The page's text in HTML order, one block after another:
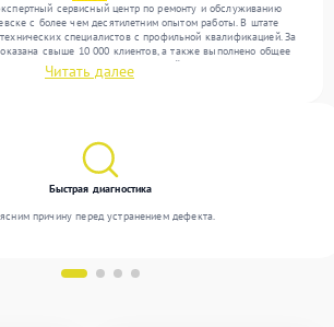
сервисный центр по ремонту и обслуживанию
с более чем десятилетним опытом работы. В штате
специалистов с профильной квалификацией. За
свыше 10 000 клиентов, а также выполнено общее
12 000. Ежемесячно в сервисный центр поступает от 300
, . Мы устраняем поломки любой сложности и предлагаем
Читать далее
Быстрая диагностика
причину перед устранением дефекта.